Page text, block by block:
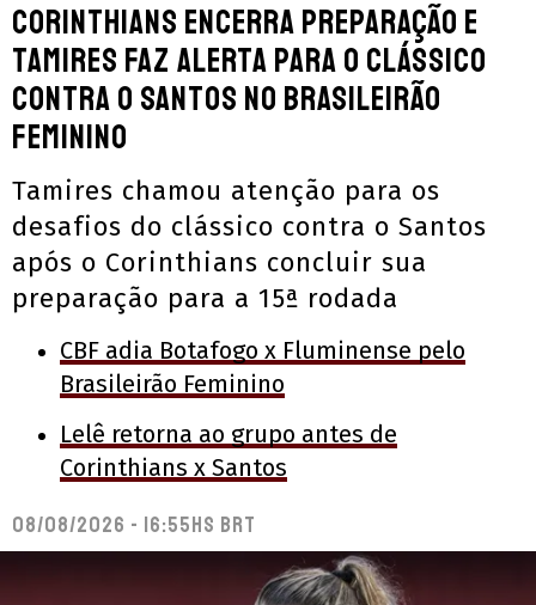
Corinthians encerra preparação e
Tamires faz alerta para o clássico
contra o Santos no Brasileirão
Feminino
Tamires chamou atenção para os
desafios do clássico contra o Santos
após o Corinthians concluir sua
preparação para a 15ª rodada
CBF adia Botafogo x Fluminense pelo
Brasileirão Feminino
Lelê retorna ao grupo antes de
Corinthians x Santos
08/08/2026 - 16:55hs BRT